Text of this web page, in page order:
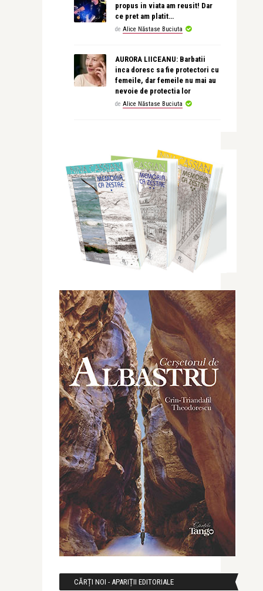
propus in viata am reusit! Dar
ce pret am platit…
de Alice Năstase Buciuta
AURORA LIICEANU: Barbatii
inca doresc sa fie protectori cu
femeile, dar femeile nu mai au
nevoie de protectia lor
de Alice Năstase Buciuta
CĂRȚI NOI - APARIȚII EDITORIALE